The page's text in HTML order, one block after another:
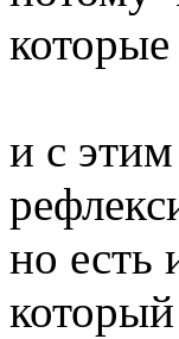
и с
но есть
который